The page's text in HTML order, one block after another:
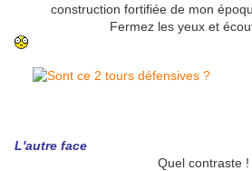
construction fortifiée de mon
Fermez les yeux et
L'autre face
Quel contraste !